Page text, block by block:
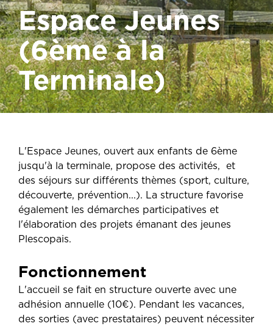
Espace Jeunes
(6ème à la
Terminale)
L'Espace Jeunes, ouvert aux enfants de 6ème
jusqu'à la terminale, propose des activités, et
des séjours sur différents thèmes (sport, culture,
découverte, prévention...). La structure favorise
également les démarches participatives et
l'élaboration des projets émanant des jeunes
Plescopais.
Fonctionnement
L'accueil se fait en structure ouverte avec une
adhésion annuelle (10€). Pendant les vacances,
des sorties (avec prestataires) peuvent nécessiter